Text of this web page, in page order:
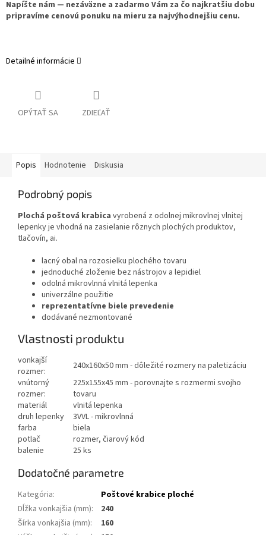
Napíšte nám — nezáväzne a zadarmo Vám za čo najkratšiu dobu
pripravíme cenovú ponuku na mieru za najvýhodnejšiu cenu.
Detailné informácie
OPÝTAŤ SA ZDIEĽAŤ
Popis Hodnotenie Diskusia
Podrobný popis
Plochá poštová krabica vyrobená z odolnej mikrovlnej vlnitej
lepenky je vhodná na zasielanie rôznych plochých produktov,
tlačovín, ai.
lacný obal na rozosielku plochého tovaru
jednoduché zloženie bez nástrojov a lepidiel
odolná mikrovlnná vlnitá lepenka
univerzálne použitie
reprezentatívne biele prevedenie
dodávané nezmontované
Vlastnosti produktu
vonkajší
rozmer:
240x160x50 mm - dôležité rozmery na paletizáciu
vnútorný
rozmer:
225x155x45 mm - porovnajte s rozmermi svojho
tovaru
materiál
vlnitá lepenka
druh lepenky
3VVL - mikrovlnná
farba
biela
potlač
rozmer, čiarový kód
balenie
25 ks
Dodatočné parametre
Kategória:
Poštové krabice ploché
Dĺžka vonkajšia (mm):
240
Šírka vonkajšia (mm):
160